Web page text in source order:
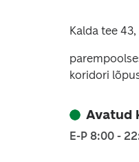
Kalda tee
koridori
Avatud
E-P 8:00 -